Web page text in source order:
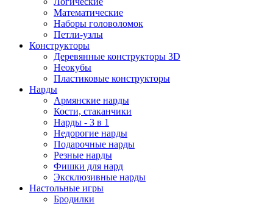
Математические
Наборы головоломок
Петли-узлы
Конструкторы
Деревянные конструкторы 3D
Неокубы
Пластиковые конструкторы
Нарды
Армянские нарды
Кости, стаканчики
Нарды - 3 в 1
Недорогие нарды
Подарочные нарды
Резные нарды
Фишки для нард
Эксклюзивные нарды
Настольные игры
Бродилки